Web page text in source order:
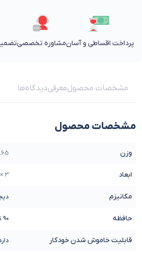
پرداخت اقساطی و آسانمشاوره تخصصی
مشخصات محصولمعرفیدیدگاه‌ها
مشخصات محصول
وزن 0.65
ابعاد 3 × 6 × 9 سانتیمتر
مکانیزم
حافظه 90 تایی
قابلیت خاموش شدن خودکار